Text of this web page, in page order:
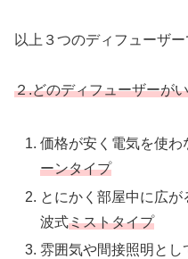
以上３つのディフューザ
２.どのディフューザーが
価格が安く電気を使
ーンタイプ
とにかく部屋中に広
波式ミストタイプ
雰囲気や間接照明とし